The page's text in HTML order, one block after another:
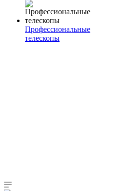
Профессиональные
телескопы